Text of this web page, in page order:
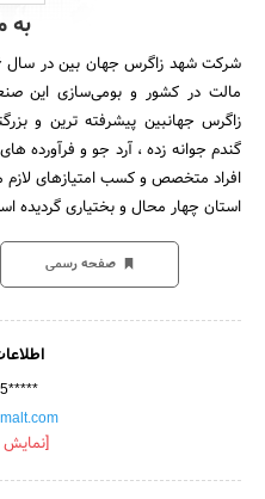
به
مالت در کشور و بومی‌سازی این
زاگرس جهانبین پیشرفته ترین و
گندم جوانه زده ، آرد جو و فرآورده های
افراد متخصص و کسب امتیازهای لازم
استان چهار محال و بختیاری گردیده
صفحه رسمی
[نمایش